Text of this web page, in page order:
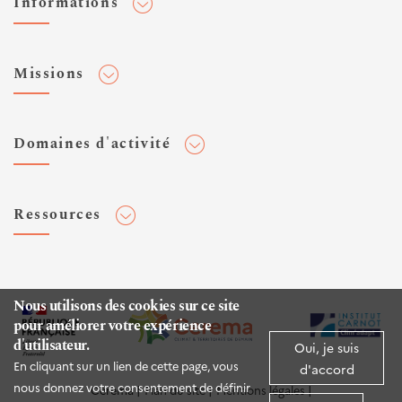
Nous utilisons des cookies sur ce site
pour améliorer votre expérience
d'utilisateur.
En cliquant sur un lien de cette page, vous
nous donnez votre consentement de définir
Oui, je suis
d'accord
Flux RSS
Veilles et newsletters
Expertises Territoires
Espace presse
Missions
Normalisation
Domaines d'activité
Infrastructures de transport
Environnement et risques
Mer et littoral
Ressources
Rapports d'étude
Publications HAL
Documentation routière (DTRF)
Logiciels & appsCerema Plan du site Mentions légales